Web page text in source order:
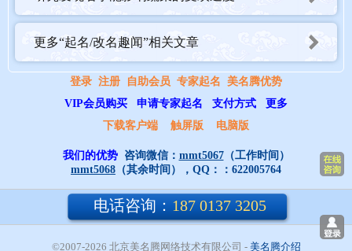
更多“起名/改名趣闻”相关文章
登录 注册 自助会员 专家起名 美名腾优势
VIP会员购买
申请专家起名 支付方式
更多
下载客户端
触屏版 电脑版
我们的优势 咨询微信： mmt5067（工作时间）
mmt5068 （其余时间），QQ：： 622005764
电话咨询： 187 0137 3205
©2007-2026 北京美名腾网络技术有限公司 - 美名腾介绍